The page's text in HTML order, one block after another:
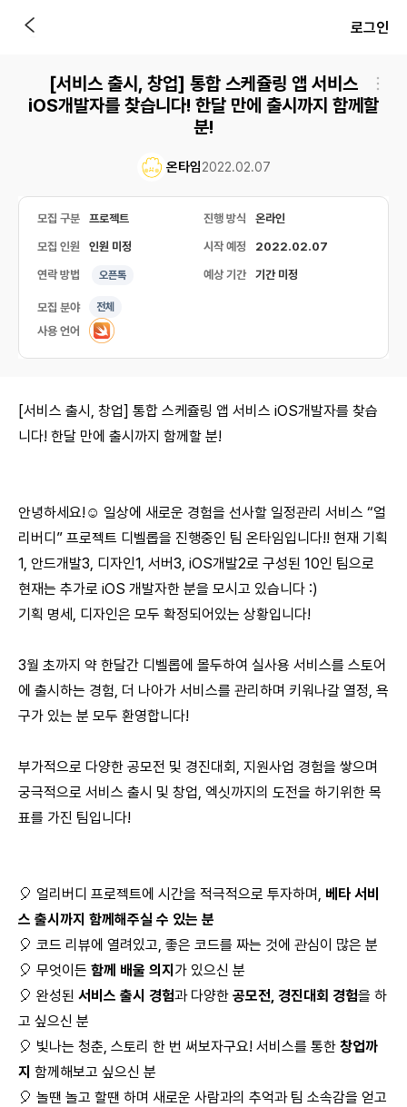
로그인
[서비스 출시, 창업] 통합 스케쥴링 앱 서비스
iOS개발자를 찾습니다! 한달 만에 출시까지 함께할
분!
온타임2022.02.07
모집 구분 프로젝트 진행 방식 온라인
모집 인원 인원 미정 시작 예정 2022.02.07
연락 방법 오픈톡 예상 기간 기간 미정
모집 분야 전체
사용 언어
[서비스 출시, 창업] 통합 스케쥴링 앱 서비스 iOS개발자를 찾습
니다! 한달 만에 출시까지 함께할 분!
안녕하세요!☺️ 일상에 새로운 경험을 선사할 일정관리 서비스 “얼
리버디” 프로젝트 디벨롭을 진행중인 팀 온타임입니다!! 현재 기획
1, 안드개발3, 디자인1, 서버3, iOS개발2로 구성된 10인 팀으로
현재는 추가로 iOS 개발자한 분을 모시고 있습니다 :)
기획 명세, 디자인은 모두 확정되어있는 상황입니다!
3월 초까지 약 한달간 디벨롭에 몰두하여 실사용 서비스를 스토어
에 출시하는 경험, 더 나아가 서비스를 관리하며 키워나갈 열정, 욕
구가 있는 분 모두 환영합니다!
부가적으로 다양한 공모전 및 경진대회, 지원사업 경험을 쌓으며
궁극적으로 서비스 출시 및 창업, 엑싯까지의 도전을 하기위한 목
표를 가진 팀입니다!
🎈 얼리버디 프로젝트에 시간을 적극적으로 투자하며, 베타 서비
스 출시까지 함께해주실 수 있는 분
🎈 코드 리뷰에 열려있고, 좋은 코드를 짜는 것에 관심이 많은 분
🎈 무엇이든 함께 배울 의지 가 있으신 분
🎈 완성된 서비스 출시 경험과 다양한 공모전, 경진대회 경험을 하
고 싶으신 분
🎈 빛나는 청춘, 스토리 한 번 써보자구요! 서비스를 통한 창업까
지 함께해보고 싶으신 분
🎈 놀땐 놀고 할땐 하며 새로운 사람과의 추억과 팀 소속감을 얻고